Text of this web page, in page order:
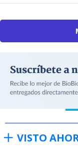
VISTO